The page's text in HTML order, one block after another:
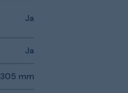
Ja
Ja
305 mm